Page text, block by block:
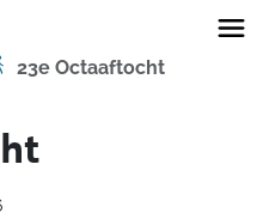
23e Octaaftocht